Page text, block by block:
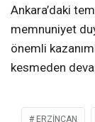
Ankara’daki
memnuniyet
önemli
kesmeden
ERZINCAN